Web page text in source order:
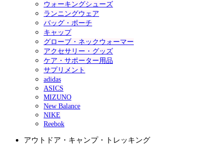
ウォーキングシューズ
ランニングウェア
バッグ・ポーチ
キャップ
グローブ・ネックウォーマー
アクセサリー・グッズ
ケア・サポーター用品
サプリメント
adidas
ASICS
MIZUNO
New Balance
NIKE
Reebok
アウトドア・キャンプ・トレッキング